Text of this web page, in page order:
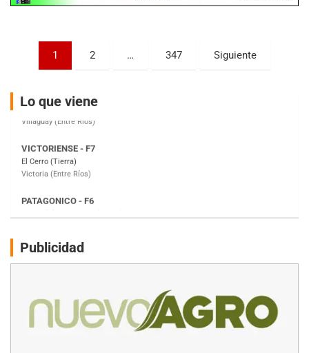
Paginación
entradas
1 2 … 347 Siguiente
Lo que viene
Trenque Lauquen (Buenos Aires)
Villaguay (Entre Ríos)
El Cerro (Tierra)
Victoria (Entre Ríos)
Moto Club Reginense (Tierra)
Gral. E. Godoy (Río Negro)
Juventud Unida (Tierra)
Humboldt (Santa Fe)
NORESTE SANTAFESINO - F6
José Samuel Sánchez (Tierra)
Rufino (Santa Fe)
Publicidad